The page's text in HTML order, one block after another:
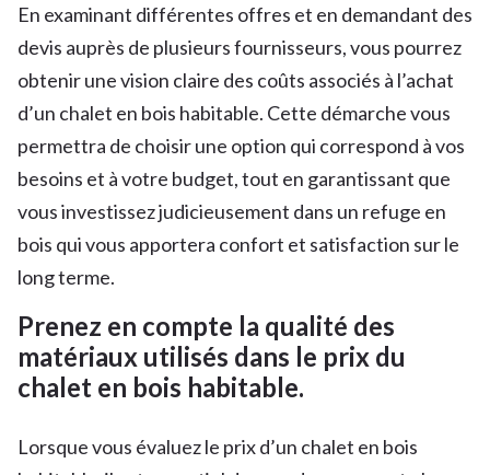
En examinant différentes offres et en demandant des
devis auprès de plusieurs fournisseurs, vous pourrez
obtenir une vision claire des coûts associés à l’achat
d’un chalet en bois habitable. Cette démarche vous
permettra de choisir une option qui correspond à vos
besoins et à votre budget, tout en garantissant que
vous investissez judicieusement dans un refuge en
bois qui vous apportera confort et satisfaction sur le
long terme.
Prenez en compte la qualité des
matériaux utilisés dans le prix du
chalet en bois habitable.
Lorsque vous évaluez le prix d’un chalet en bois